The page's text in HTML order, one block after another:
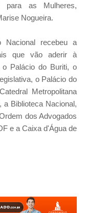
para as Mulheres,
Nogueira.
Nacional recebeu a
que vão aderir à
Palácio do Buriti, o
o Palácio do
Metropolitana
Biblioteca Nacional,
dos Advogados
e a Caixa d'Água de